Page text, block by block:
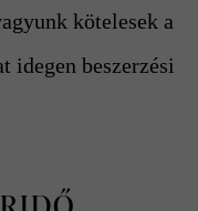
kötelesek a
idegen beszerzési